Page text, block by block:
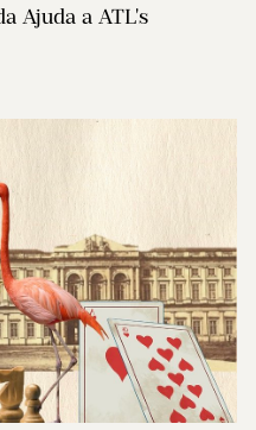
Ajuda a ATL's